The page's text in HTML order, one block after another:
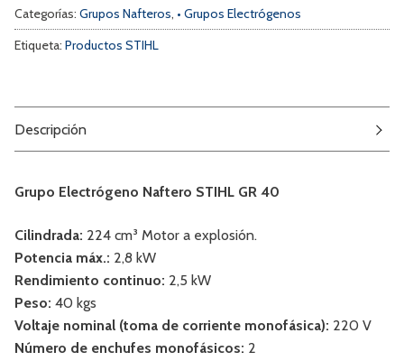
Categorías: Grupos Nafteros, • Grupos Electrógenos
Etiqueta: Productos STIHL
Descripción
Grupo Electrógeno Naftero STIHL GR 40
Cilindrada: 224 cm³ Motor a explosión.
Potencia máx.: 2,8 kW
Rendimiento continuo: 2,5 kW
Peso: 40 kgs
Voltaje nominal (toma de corriente monofásica): 220 V
Número de enchufes monofásicos: 2